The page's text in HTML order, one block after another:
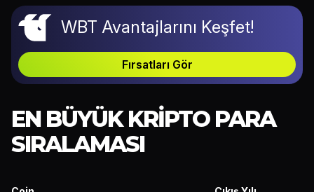
WBT Avantajlarını Keşfet!
Fırsatları Gör
EN BÜYÜK KRIPTO PARA
SIRALAMASI